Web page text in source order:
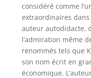
considéré comme
extraordinaires dans
auteur autodidacte,
l’admiration même
renommés tels que
son nom écrit en
économique.